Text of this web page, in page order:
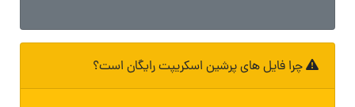
چرا فایل های پرشین اسکریپت رایگان است؟